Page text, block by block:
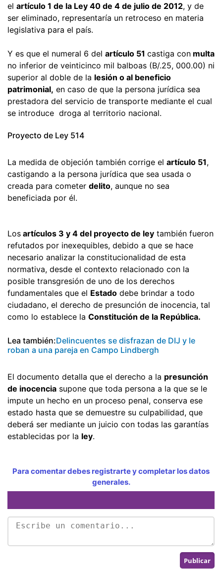
el artículo 1 de la Ley 40 de 4 de julio de 2012, y de
ser eliminado, representaría un retroceso en materia
legislativa para el país.
Y es que el numeral 6 del artículo 51 castiga con multa
no inferior de veinticinco mil balboas (B/.25, 000.00) ni
superior al doble de la lesión o al beneficio
patrimonial, en caso de que la persona jurídica sea
prestadora del servicio de transporte mediante el cual
se introduce droga al territorio nacional.
Proyecto de Ley 514
La medida de objeción también corrige el artículo 51,
castigando a la persona jurídica que sea usada o
creada para cometer delito, aunque no sea
beneficiada por él.
Los artículos 3 y 4 del proyecto de ley también fueron
refutados por inexequibles, debido a que se hace
necesario analizar la constitucionalidad de esta
normativa, desde el contexto relacionado con la
posible transgresión de uno de los derechos
fundamentales que el Estado debe brindar a todo
ciudadano, el derecho de presunción de inocencia, tal
como lo establece la Constitución de la República.
Lea también:Delincuentes se disfrazan de DIJ y le
roban a una pareja en Campo Lindbergh
El documento detalla que el derecho a la presunción
de inocencia supone que toda persona a la que se le
impute un hecho en un proceso penal, conserva ese
estado hasta que se demuestre su culpabilidad, que
deberá ser mediante un juicio con todas las garantías
establecidas por la ley.
Para comentar debes registrarte y completar los datos
generales.